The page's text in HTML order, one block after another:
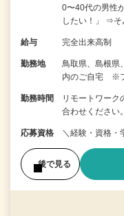
0〜40代の男性
したい！」 ⇒そ
給与 完全出来高制
勤務地
鳥取県、島根県
内のご自宅 ※
勤務時間
リモートワーク
合わせください
応募資格 ＼経験・資格・
後で見る